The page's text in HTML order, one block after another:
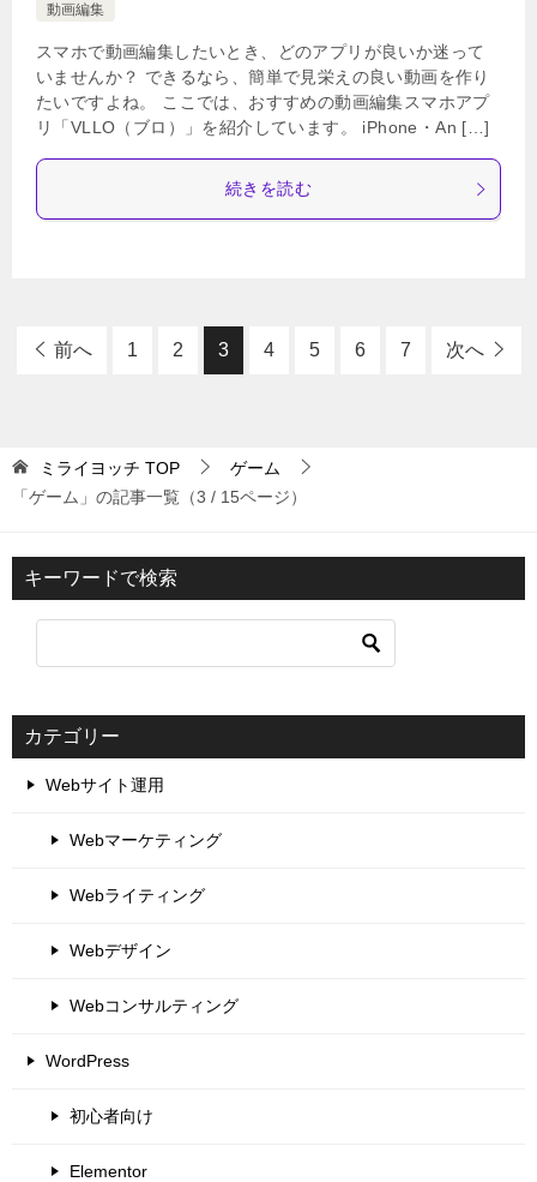
動画編集
スマホで動画編集したいとき、どのアプリが良いか迷って
いませんか？ できるなら、簡単で見栄えの良い動画を作り
たいですよね。 ここでは、おすすめの動画編集スマホアプ
リ「VLLO（ブロ）」を紹介しています。 iPhone・An […]
続きを読む
前へ 1 2 3 4 5 6 7 次へ
ミライヨッチ TOP
ゲーム
「ゲーム」の記事一覧（3 / 15ページ）
キーワードで検索
カテゴリー
Webサイト運用
Webマーケティング
Webライティング
Webデザイン
Webコンサルティング
WordPress
初心者向け
Elementor